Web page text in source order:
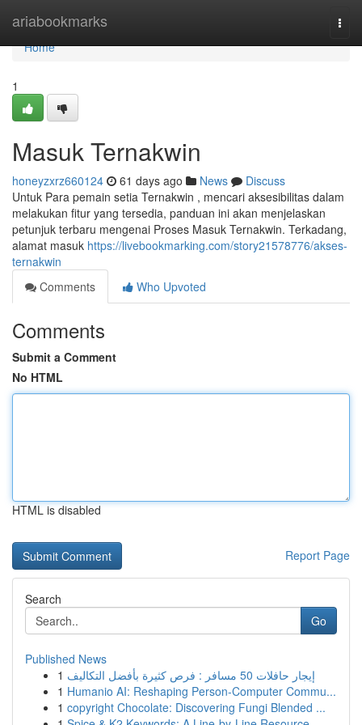
ariabookmarks
Home
Home
1
Masuk Ternakwin
honeyzxrz660124 61 days ago News
Discuss
Untuk Para pemain setia Ternakwin , mencari aksesibilitas dalam
melakukan fitur yang tersedia, panduan ini akan menjelaskan
petunjuk terbaru mengenai Proses Masuk Ternakwin. Terkadang,
alamat masuk https://livebookmarking.com/story21578776/akses-
ternakwin
Comments
Who Upvoted
Comments
Submit a Comment
No HTML
HTML is disabled
Report Page
Search
Go
Published News
1
إيجار حافلات 50 مسافر : فرص كثيرة بأفضل التكاليف
1 Humanio AI: Reshaping Person-Computer Commu...
1 copyright Chocolate: Discovering Fungi Blended ...